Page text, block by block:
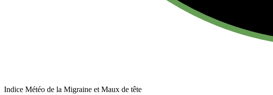
Indice Météo de la Migraine et Maux de tête